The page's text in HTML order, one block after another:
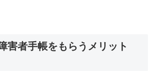
害者手帳をもらうメリット